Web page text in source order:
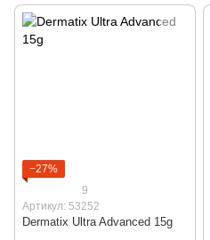
−27%
9
Артикул: 53252
Dermatix Ultra Advanced 15g